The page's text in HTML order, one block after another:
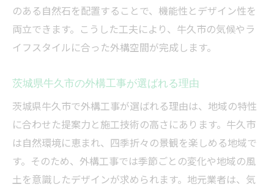
外構工事の見積もり比較ポイントを紹介
石材選びで迷わないためのチェックリスト
納得できる外構工事業者を選ぶコツ
茨城県で信頼できる外構工事業者の探し方
牛久市の外構工事口コミ活用術を解説
外構工事業者のホームページチェック法
見積もり比較で理想の外構工事を実現
石材外構が暮らしに与えるメリットを解説
のある自然石を配置することで、機能性とデザイン性を
両立できます。こうした工夫により、牛久市の気候やラ
イフスタイルに合った外構空間が完成します。
茨城県牛久市の外構工事が選ばれる理由
茨城県牛久市で外構工事が選ばれる理由は、地域の特性
に合わせた提案力と施工技術の高さにあります。牛久市
は自然環境に恵まれ、四季折々の景観を楽しめる地域で
す。そのため、外構工事では季節ごとの変化や地域の風
土を意識したデザインが求められます。地元業者は、気